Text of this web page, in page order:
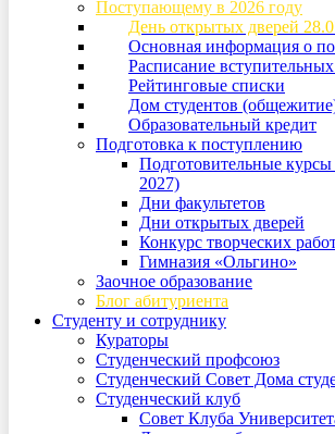
Поступающему в 2026 году
День открытых дверей
Основная информация о
Расписание
Рейтинговые списки
Дом студентов
Образовательный кредит
Подготовка к поступлению
Подготовительные
2027)
Дни факультетов
Дни открытых дверей
Конкурс творческих
Гимназия «Ольгино»
Заочное образование
Блог абитуриента
Студенту и сотруднику
Кураторы
Студенческий профсоюз
Студенческий Совет Дома
Студенческий клуб
Совет Клуба